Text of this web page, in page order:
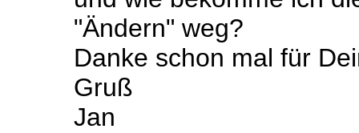
"Ändern" weg?
Danke schon mal für
Gruß
Jan